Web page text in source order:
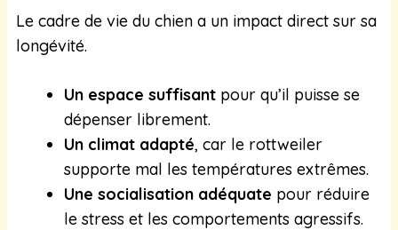
Le cadre de vie du chien a un impact direct sur sa
longévité.
Un espace suffisant pour qu’il puisse se
dépenser librement.
Un climat adapté, car le rottweiler
supporte mal les températures extrêmes.
Une socialisation adéquate pour réduire
le stress et les comportements agressifs.